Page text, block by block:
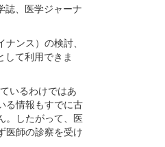
誌、医学ジャーナ
ンス）の検討、
て利用できま
いるわけではあ
る情報もすでに古
。したがって、医
医師の診察を受け